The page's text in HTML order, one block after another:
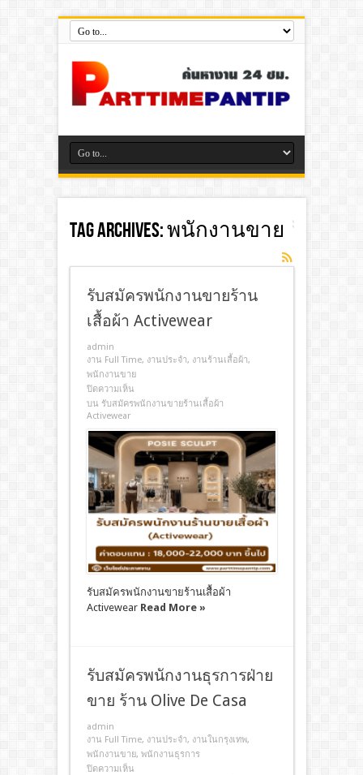
Tag Archives:พนักงานขาย
รับสมัครพนักงานขายร้าน
เสื้อผ้า Activewear
admin
งาน Full Time, งานประจํา, งานร้านเสื้อผ้า,
พนักงานขาย
ปิดความเห็น
บน รับสมัครพนักงานขายร้านเสื้อผ้า
Activewear
รับสมัครพนักงานขายร้านเสื้อผ้า
Activewear Read More »
รับสมัครพนักงานธุรการฝ่าย
ขาย ร้าน Olive De Casa
admin
งาน Full Time, งานประจํา, งานในกรุงเทพ,
พนักงานขาย, พนักงานธุรการ
ปิดความเห็น